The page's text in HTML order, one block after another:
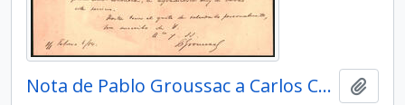
Nota de Pablo Groussac a Carlos Casavalle